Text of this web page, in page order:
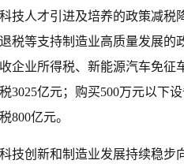
技人才引进及培养的政策减税
税等支持制造业高质量发展的
企业所得税、新能源汽车免征
3025亿元；购买500万元以下
800亿元。
技创新和制造业发展持续稳步